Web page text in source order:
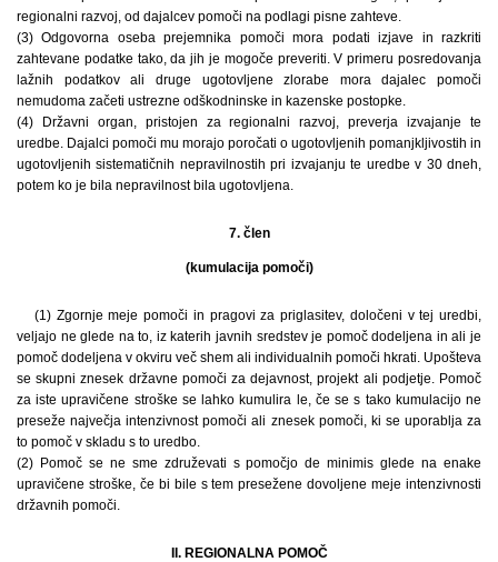
regionalni razvoj, od dajalcev pomoči na podlagi pisne zahteve.
(3) Odgovorna oseba prejemnika pomoči mora podati izjave in razkriti
zahtevane podatke tako, da jih je mogoče preveriti. V primeru posredovanja
lažnih podatkov ali druge ugotovljene zlorabe mora dajalec pomoči
nemudoma začeti ustrezne odškodninske in kazenske postopke.
(4) Državni organ, pristojen za regionalni razvoj, preverja izvajanje te
uredbe. Dajalci pomoči mu morajo poročati o ugotovljenih pomanjkljivostih in
ugotovljenih sistematičnih nepravilnostih pri izvajanju te uredbe v 30 dneh,
potem ko je bila nepravilnost bila ugotovljena.
7. člen
(kumulacija pomoči)
(1) Zgornje meje pomoči in pragovi za priglasitev, določeni v tej uredbi,
veljajo ne glede na to, iz katerih javnih sredstev je pomoč dodeljena in ali je
pomoč dodeljena v okviru več shem ali individualnih pomoči hkrati. Upošteva
se skupni znesek državne pomoči za dejavnost, projekt ali podjetje. Pomoč
za iste upravičene stroške se lahko kumulira le, če se s tako kumulacijo ne
preseže največja intenzivnost pomoči ali znesek pomoči, ki se uporablja za
to pomoč v skladu s to uredbo.
(2) Pomoč se ne sme združevati s pomočjo de minimis glede na enake
upravičene stroške, če bi bile s tem presežene dovoljene meje intenzivnosti
državnih pomoči.
II. REGIONALNA POMOČ